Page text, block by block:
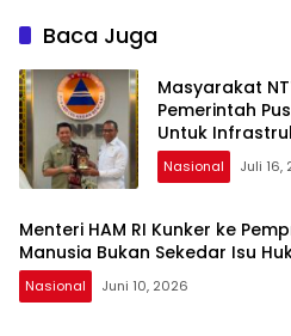
Baca Juga
Masyarakat
Pemerintah
Untuk
Nasional Juli 16,
Menteri HAM RI Kunker ke
Manusia Bukan Sekedar Isu
Nasional Juni 10, 2026